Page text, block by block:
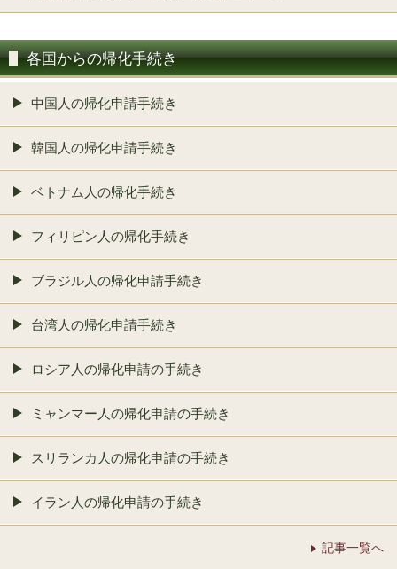
各国からの帰化手続き
中国人の帰化申請手続き
韓国人の帰化申請手続き
ベトナム人の帰化手続き
フィリピン人の帰化手続き
ブラジル人の帰化申請手続き
台湾人の帰化申請手続き
ロシア人の帰化申請の手続き
ミャンマー人の帰化申請の手続き
スリランカ人の帰化申請の手続き
イラン人の帰化申請の手続き
記事一覧へ